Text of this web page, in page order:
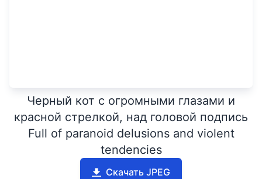
Черный кот с огромными глазами и
красной стрелкой, над головой подпись
Full of paranoid delusions and violent
tendencies
Скачать JPEG